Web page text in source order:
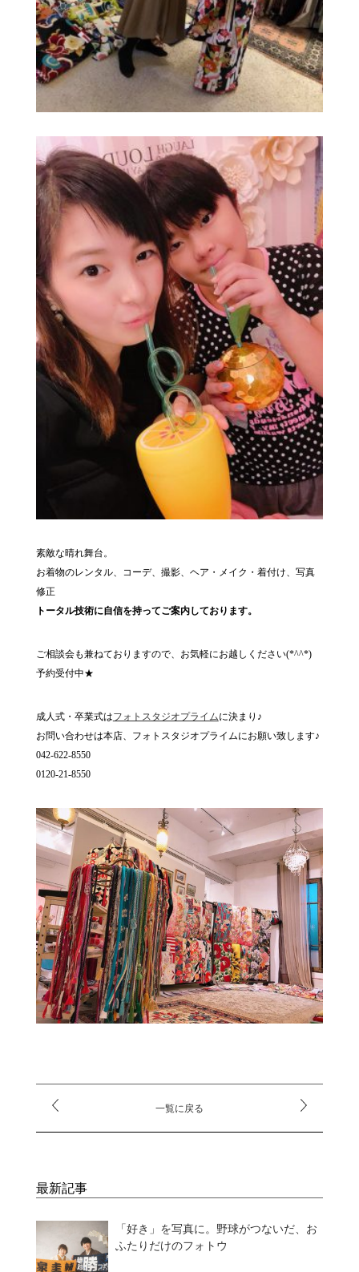
素敵な晴れ舞台。
お着物のレンタル、コーデ、撮影、ヘア・メイク・着付け、写真
修正
トータル技術に自信を持ってご案内しております。
ご相談会も兼ねておりますので、お気軽にお越しください(*^^*)
予約受付中★
成人式・卒業式はフォトスタジオプライムに決まり♪
お問い合わせは本店、フォトスタジオプライムにお願い致します♪
042-622-8550
0120-21-8550
一覧に戻る
最新記事
「好き」を写真に。野球がつないだ、お
ふたりだけのフォトウ